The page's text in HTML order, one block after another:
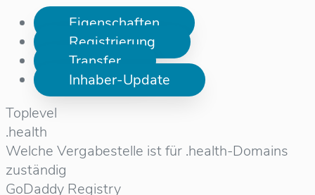
Eigenschaften
Registrierung
Transfer
Inhaber-Update
Toplevel
.health
Welche Vergabestelle ist für .health-Domains
zuständig
GoDaddy Registry